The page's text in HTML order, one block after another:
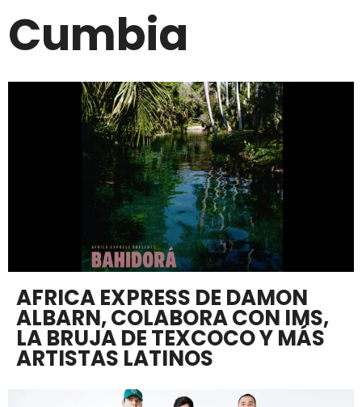
Cumbia
AFRICA EXPRESS DE DAMON
ALBARN, COLABORA CON IMS,
LA BRUJA DE TEXCOCO Y MÁS
ARTISTAS LATINOS